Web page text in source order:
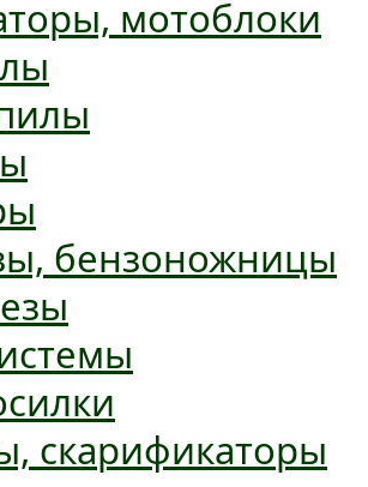
мотоблоки
бензоножницы
скарификаторы